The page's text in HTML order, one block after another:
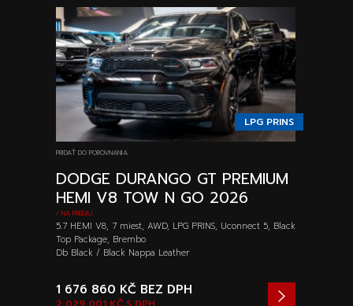
LPG PRINS
PRIDAŤ DO POROVNANIA
DODGE DURANGO GT PREMIUM
HEMI V8 TOW N GO 2026
/ NA PREDAJ
5.7 HEMI V8, 7 miest, AWD, LPG PRINS, Uconnect 5, Black
Top Package, Brembo
Db Black / Black Nappa Leather
1 676 860 KČ BEZ DPH